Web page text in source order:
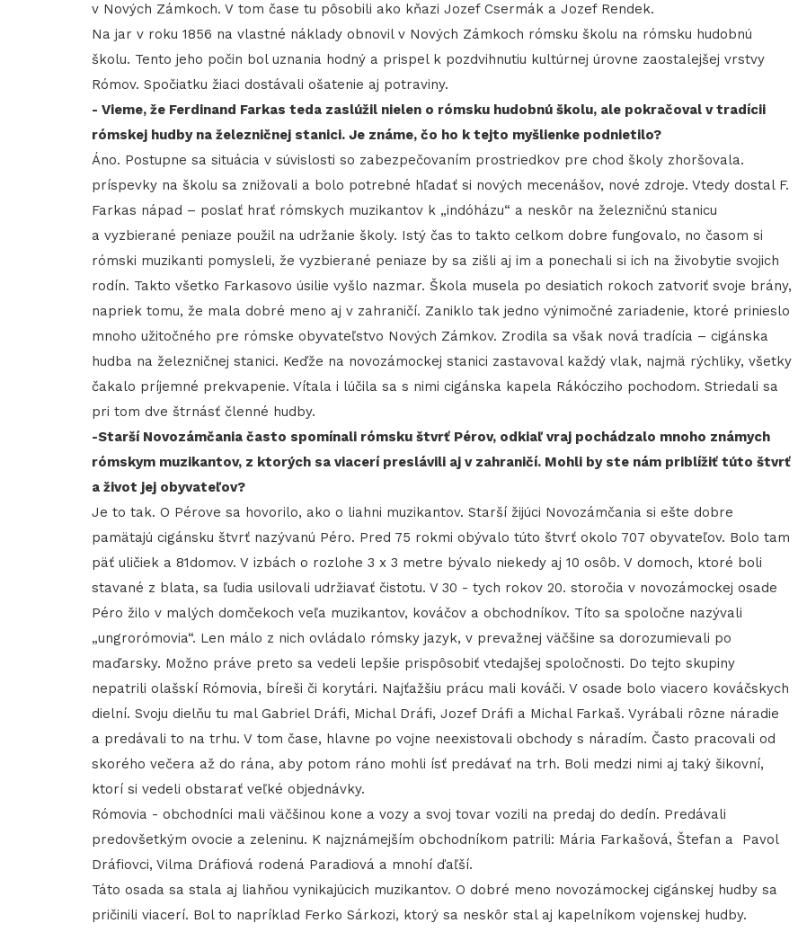
v Nových Zámkoch. V tom čase tu pôsobili ako kňazi Jozef Csermák a Jozef Rendek.
Na jar v roku 1856 na vlastné náklady obnovil v Nových Zámkoch rómsku školu na rómsku hudobnú
školu. Tento jeho počin bol uznania hodný a prispel k pozdvihnutiu kultúrnej úrovne zaostalejšej vrstvy
Rómov. Spočiatku žiaci dostávali ošatenie aj potraviny.
- Vieme, že Ferdinand Farkas teda zaslúžil nielen o rómsku hudobnú školu, ale pokračoval v tradícii
rómskej hudby na železničnej stanici. Je známe, čo ho k tejto myšlienke podnietilo?
Áno. Postupne sa situácia v súvislosti so zabezpečovaním prostriedkov pre chod školy zhoršovala.
príspevky na školu sa znižovali a bolo potrebné hľadať si nových mecenášov, nové zdroje. Vtedy dostal F.
Farkas nápad – poslať hrať rómskych muzikantov k „indóházu“ a neskôr na železničnú stanicu
a vyzbierané peniaze použil na udržanie školy. Istý čas to takto celkom dobre fungovalo, no časom si
rómski muzikanti pomysleli, že vyzbierané peniaze by sa zišli aj im a ponechali si ich na živobytie svojich
rodín. Takto všetko Farkasovo úsilie vyšlo nazmar. Škola musela po desiatich rokoch zatvoriť svoje brány,
napriek tomu, že mala dobré meno aj v zahraničí. Zaniklo tak jedno výnimočné zariadenie, ktoré prinieslo
mnoho užitočného pre rómske obyvateľstvo Nových Zámkov. Zrodila sa však nová tradícia – cigánska
hudba na železničnej stanici. Keďže na novozámockej stanici zastavoval každý vlak, najmä rýchliky, všetky
čakalo príjemné prekvapenie. Vítala i lúčila sa s nimi cigánska kapela Rákócziho pochodom. Striedali sa
pri tom dve štrnásť členné hudby.
-Starší Novozámčania často spomínali rómsku štvrť Pérov, odkiaľ vraj pochádzalo mnoho známych
rómskym muzikantov, z ktorých sa viacerí preslávili aj v zahraničí. Mohli by ste nám priblížiť túto štvrť
a život jej obyvateľov?
Je to tak. O Pérove sa hovorilo, ako o liahni muzikantov. Starší žijúci Novozámčania si ešte dobre
pamätajú cigánsku štvrť nazývanú Péro. Pred 75 rokmi obývalo túto štvrť okolo 707 obyvateľov. Bolo tam
päť uličiek a 81domov. V izbách o rozlohe 3 x 3 metre bývalo niekedy aj 10 osôb. V domoch, ktoré boli
stavané z blata, sa ľudia usilovali udržiavať čistotu. V 30 - tych rokov 20. storočia v novozámockej osade
Péro žilo v malých domčekoch veľa muzikantov, kováčov a obchodníkov. Títo sa spoločne nazývali
„ungrorómovia“. Len málo z nich ovládalo rómsky jazyk, v prevažnej väčšine sa dorozumievali po
maďarsky. Možno práve preto sa vedeli lepšie prispôsobiť vtedajšej spoločnosti. Do tejto skupiny
nepatrili olašskí Rómovia, bíreši či korytári. Najťažšiu prácu mali kováči. V osade bolo viacero kováčskych
dielní. Svoju dielňu tu mal Gabriel Dráfi, Michal Dráfi, Jozef Dráfi a Michal Farkaš. Vyrábali rôzne náradie
a predávali to na trhu. V tom čase, hlavne po vojne neexistovali obchody s náradím. Často pracovali od
skorého večera až do rána, aby potom ráno mohli ísť predávať na trh. Boli medzi nimi aj taký šikovní,
ktorí si vedeli obstarať veľké objednávky.
Rómovia - obchodníci mali väčšinou kone a vozy a svoj tovar vozili na predaj do dedín. Predávali
predovšetkým ovocie a zeleninu. K najznámejším obchodníkom patrili: Mária Farkašová, Štefan a Pavol
Dráfiovci, Vilma Dráfiová rodená Paradiová a mnohí ďaľší.
Táto osada sa stala aj liahňou vynikajúcich muzikantov. O dobré meno novozámockej cigánskej hudby sa
pričinili viacerí. Bol to napríklad Ferko Sárkozi, ktorý sa neskôr stal aj kapelníkom vojenskej hudby.